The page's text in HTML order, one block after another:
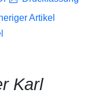
Artikel
Karl